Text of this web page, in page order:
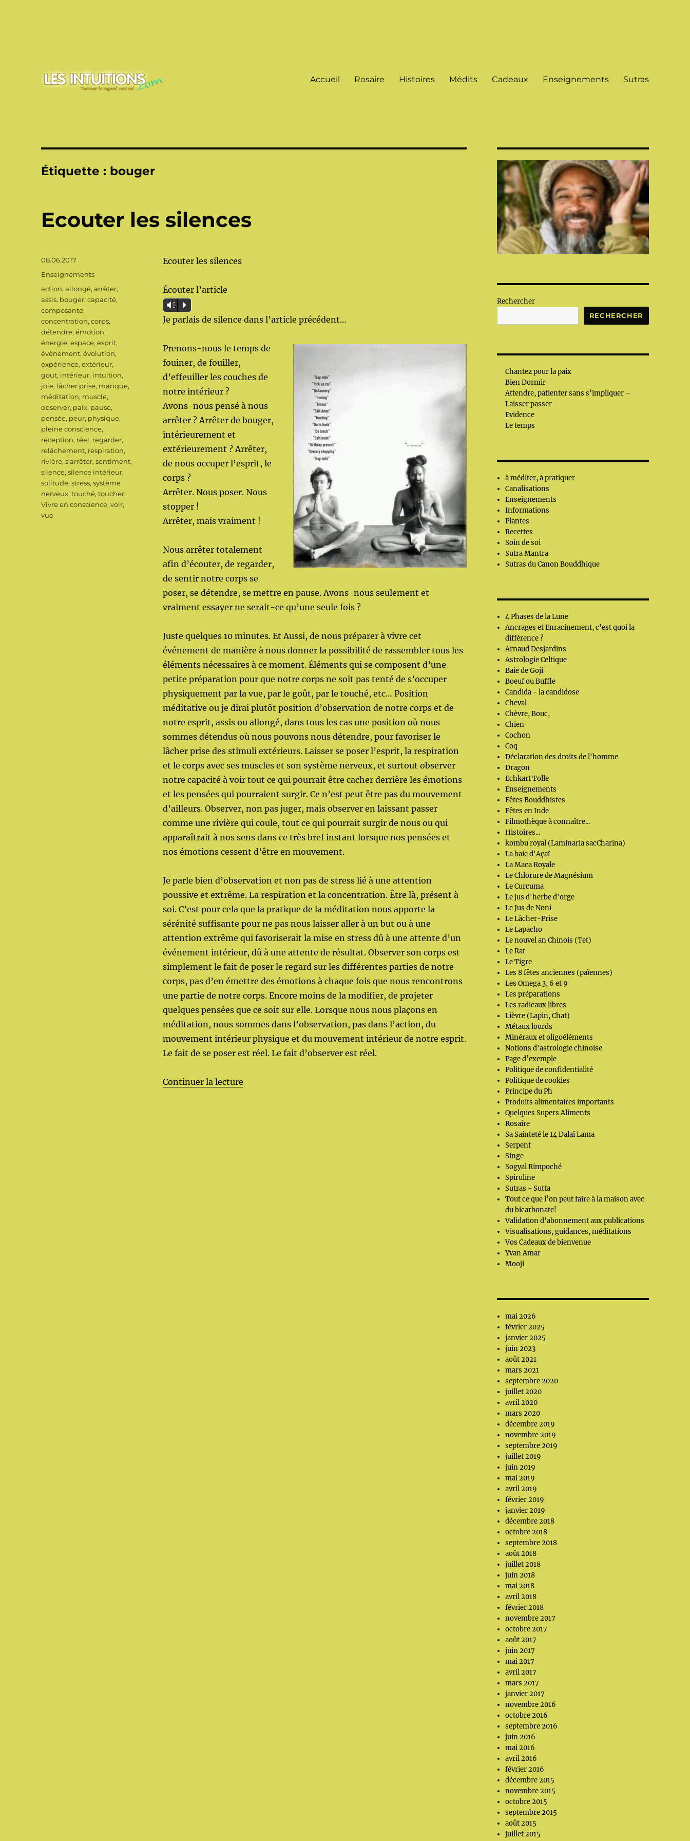
Accueil Rosaire Histoires Médits Cadeaux Enseignements Sutras
Étiquette : bouger
Ecouter les silences
Ecouter les silences
Écouter l’article
Vm P
Je parlais de silence dans l’article précédent…
Prenons-nous le temps de
fouiner, de fouiller,
d’effeuiller les couches de
notre intérieur ?
Avons-nous pensé à nous
arrêter ? Arrêter de bouger,
intérieurement et
extérieurement ? Arrêter,
de nous occuper l’esprit, le
corps ?
Arrêter. Nous poser. Nous
stopper !
Arrêter, mais vraiment !
Nous arrêter totalement
afin d’écouter, de regarder,
de sentir notre corps se
poser, se détendre, se mettre en pause. Avons-nous seulement et
vraiment essayer ne serait-ce qu’une seule fois ?
Juste quelques 10 minutes. Et Aussi, de nous préparer à vivre cet
événement de manière à nous donner la possibilité de rassembler tous les
éléments nécessaires à ce moment. Éléments qui se composent d’une
petite préparation pour que notre corps ne soit pas tenté de s’occuper
physiquement par la vue, par le goût, par le touché, etc… Position
méditative ou je dirai plutôt position d’observation de notre corps et de
notre esprit, assis ou allongé, dans tous les cas une position où nous
sommes détendus où nous pouvons nous détendre, pour favoriser le
lâcher prise des stimuli extérieurs. Laisser se poser l’esprit, la respiration
et le corps avec ses muscles et son système nerveux, et surtout observer
notre capacité à voir tout ce qui pourrait être cacher derrière les émotions
et les pensées qui pourraient surgir. Ce n’est peut être pas du mouvement
d’ailleurs. Observer, non pas juger, mais observer en laissant passer
comme une rivière qui coule, tout ce qui pourrait surgir de nous ou qui
apparaîtrait à nos sens dans ce très bref instant lorsque nos pensées et
nos émotions cessent d’être en mouvement.
Je parle bien d’observation et non pas de stress lié à une attention
poussive et extrême. La respiration et la concentration. Être là, présent à
soi. C’est pour cela que la pratique de la méditation nous apporte la
sérénité suffisante pour ne pas nous laisser aller à un but ou à une
attention extrême qui favoriserait la mise en stress dû à une attente d’un
événement intérieur, dû à une attente de résultat. Observer son corps est
simplement le fait de poser le regard sur les différentes parties de notre
corps, pas d’en émettre des émotions à chaque fois que nous rencontrons
une partie de notre corps. Encore moins de la modifier, de projeter
quelques pensées que ce soit sur elle. Lorsque nous nous plaçons en
méditation, nous sommes dans l’observation, pas dans l’action, du
mouvement intérieur physique et du mouvement intérieur de notre esprit.
Le fait de se poser est réel. Le fait d’observer est réel.
Continuer la lecturede « Ecouter les silences »
Publié
08.06.2017
Catégories
Enseignements
Étiquettes
action,allongé,arrêter,
assis, bouger,capacité,
composante,
concentration,corps,
détendre,émotion,
énergie,espace,esprit,
évènement,évolution,
expérience,extérieur,
gout, intérieur, intuition,
joie, lâcher prise, manque,
méditation, muscle,
observer, paix, pause,
pensée, peur, physique,
pleine conscience,
réception, réel, regarder,
relâchement, respiration,
rivière,s'arrêter,sentiment,
silence,silence intérieur,
solitude,stress,système
nerveux,touché,toucher,
Vivre en conscience,voir,
vue
Rechercher
RECHERCHER
Chantez pour la paix
Bien Dormir
Attendre, patienter sans s’impliquer –
Laisser passer
Evidence
Le temps
à méditer, à pratiquer
Canalisations
Enseignements
Informations
Plantes
Recettes
Soin de soi
Sutra Mantra
Sutras du Canon Bouddhique
4 Phases de la Lune
Ancrages et Enracinement, c'est quoi la
différence ?
Arnaud Desjardins
Astrologie Celtique
Baie de Goji
Boeuf ou Buffle
Candida - la candidose
Cheval
Chèvre, Bouc,
Chien
Cochon
Coq
Déclaration des droits de l'homme
Dragon
Echkart Tolle
Enseignements
Fêtes Bouddhistes
Fêtes en Inde
Filmothèque à connaître...
Histoires...
kombu royal (Laminaria sacCharina)
La baie d'Açaï
La Maca Royale
Le Chlorure de Magnésium
Le Curcuma
Le jus d'herbe d'orge
Le Jus de Noni
Le Lâcher-Prise
Le Lapacho
Le nouvel an Chinois (Tet)
Le Rat
Le Tigre
Les 8 fêtes anciennes (païennes)
Les Omega 3, 6 et 9
Les préparations
Les radicaux libres
Lièvre (Lapin, Chat)
Métaux lourds
Minéraux et oligoéléments
Notions d'astrologie chinoise
Page d’exemple
Politique de confidentialité
Politique de cookies
Principe du Ph
Produits alimentaires importants
Quelques Supers Aliments
Rosaire
Sa Sainteté le 14 Dalaï Lama
Serpent
Singe
Sogyal Rimpoché
Spiruline
Sutras - Sutta
Tout ce que l’on peut faire à la maison avec
du bicarbonate!
Validation d'abonnement aux publications
Visualisations, guidances, méditations
Vos Cadeaux de bienvenue
Yvan Amar
Mooji
mai 2026
février 2025
janvier 2025
juin 2023
août 2021
mars 2021
septembre 2020
juillet 2020
avril 2020
mars 2020
décembre 2019
novembre 2019
septembre 2019
juillet 2019
juin 2019
mai 2019
avril 2019
février 2019
janvier 2019
décembre 2018
octobre 2018
septembre 2018
août 2018
juillet 2018
juin 2018
mai 2018
avril 2018
février 2018
novembre 2017
octobre 2017
août 2017
juin 2017
mai 2017
avril 2017
mars 2017
janvier 2017
novembre 2016
octobre 2016
septembre 2016
juin 2016
mai 2016
avril 2016
février 2016
décembre 2015
novembre 2015
octobre 2015
septembre 2015
août 2015
juillet 2015